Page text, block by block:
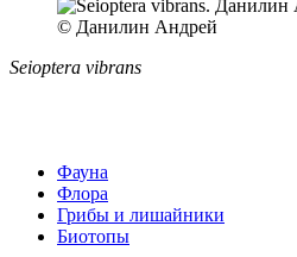
© Данилин Андрей
Seioptera vibrans
Фауна
Флора
Грибы и лишайники
Биотопы